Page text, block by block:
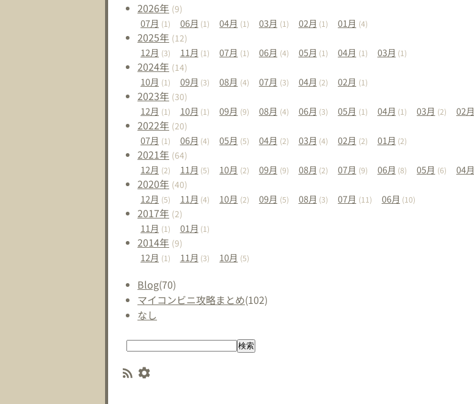
2026年 (9)
07月 (1) 06月 (1) 04月 (1) 03月 (1) 02月 (1) 01 月 (4)
2025年 (12)
12月 (3) 11 月 (1) 07月 (1) 06月 (4) 05月 (1) 04月 (1) 03月 (1)
2024年 (14)
10月 (1) 09月 (3) 08月 (4) 07月 (3) 04月 (2) 02月 (1)
2023年 (30)
12月 (1) 10月 (1) 09月 (9) 08月 (4) 06月 (3) 05月 (1) 04月 (1) 03月 (2) 02月
2022年 (20)
07月 (1) 06月 (4) 05月 (5) 04月 (2) 03月 (4) 02月 (2) 01 月 (2)
2021年 (64)
12月 (2) 11 月 (5) 10月 (2) 09月 (9) 08月 (2) 07月 (9) 06月 (8) 05月 (6) 04月
2020年 (40)
12月 (5) 11 月 (4) 10月 (2) 09月 (5) 08月 (3) 07月 (11) 06月 (10)
2017年 (2)
11 月 (1) 01 月 (1)
2014年 (9)
12月 (1) 11 月 (3) 10月 (5)
Blog(70)
マイコンビニ攻略まとめ(102)
なし